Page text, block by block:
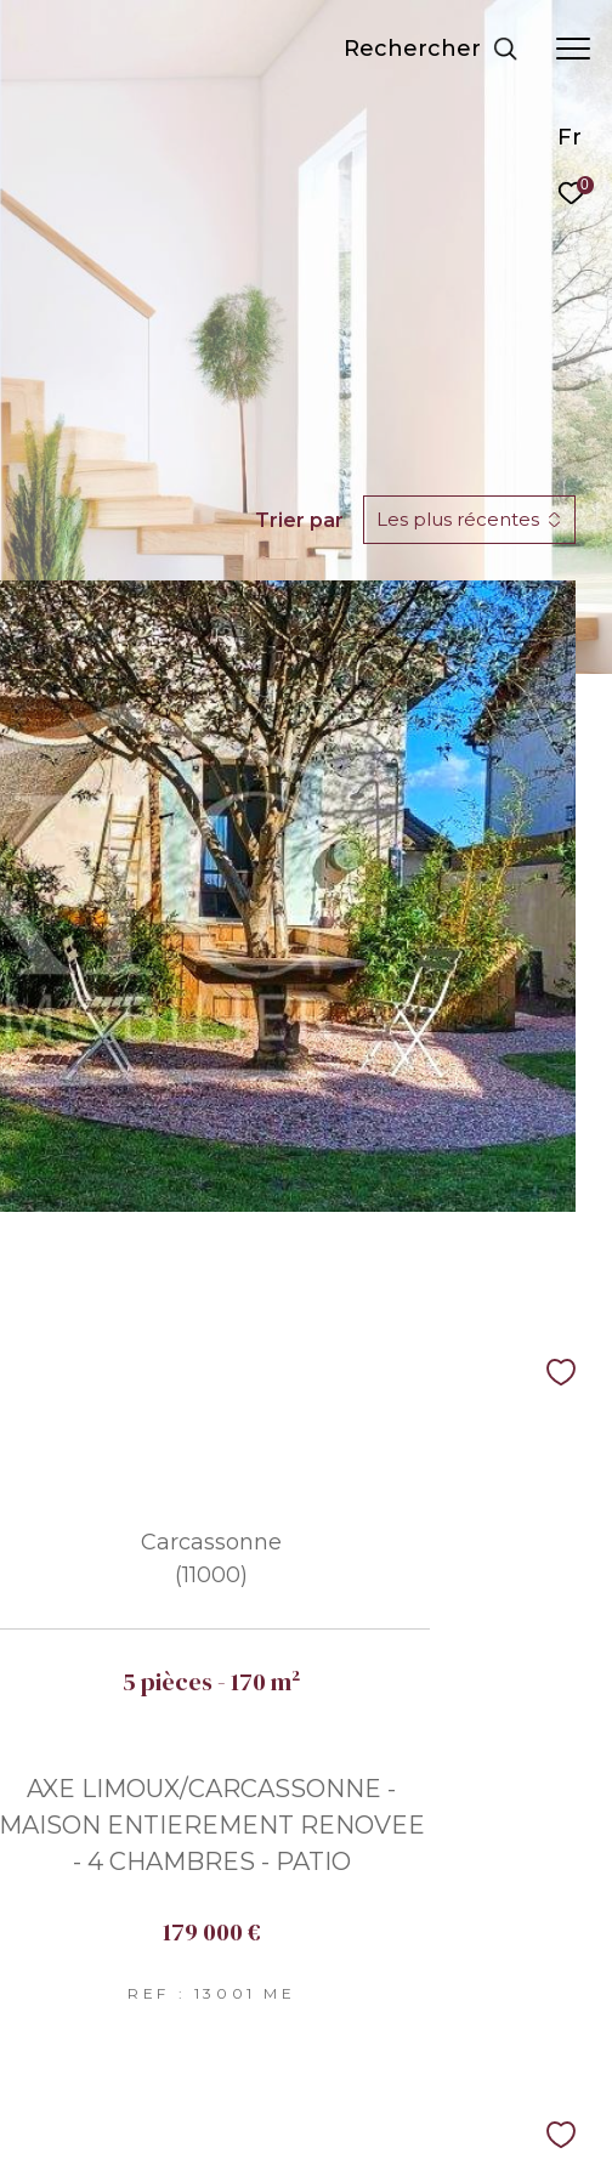
Fr
0
Rechercher
Trier par Les plus récentes
Carcassonne
(11000)
5 pièces - 170 m²
AXE LIMOUX/CARCASSONNE -
MAISON ENTIEREMENT RENOVEE
- 4 CHAMBRES - PATIO
179 000 €
REF : 13001 ME